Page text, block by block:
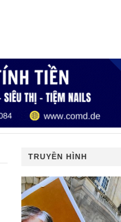
TRUYỀN HÌNH